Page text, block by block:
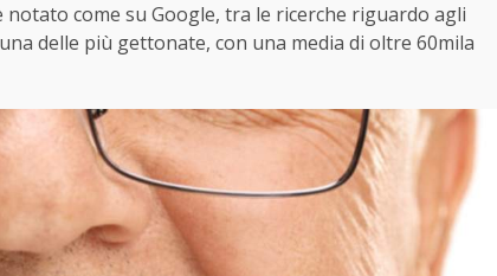
notato come su Google, tra le ricerche riguardo agli
delle più gettonate, con una media di oltre 60mila